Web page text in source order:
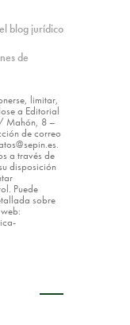
blog jurídico
de
limitar,
a Editorial
Mahón, 8 –
de correo
a través de
disposición
Puede
sobre